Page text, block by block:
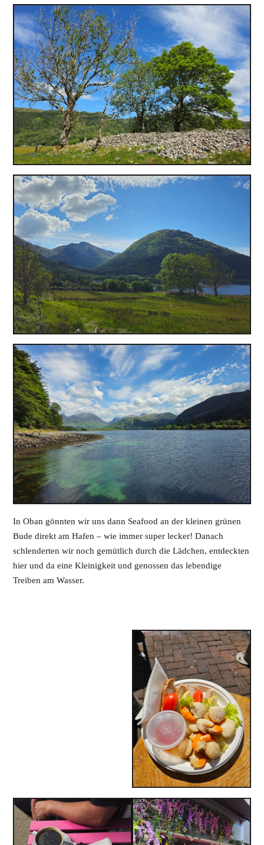
In Oban gönnten wir uns dann Seafood an der kleinen grünen
Bude direkt am Hafen – wie immer super lecker! Danach
schlenderten wir noch gemütlich durch die Lädchen, entdeckten
hier und da eine Kleinigkeit und genossen das lebendige
Treiben am Wasser.